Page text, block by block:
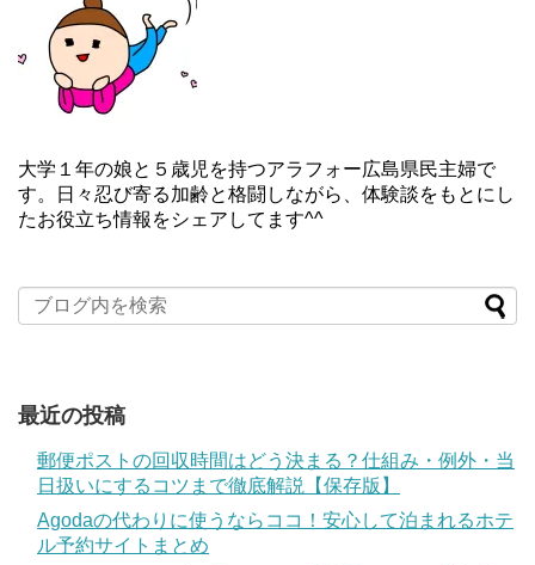
大学１年の娘と５歳児を持つアラフォー広島県民主婦で
す。日々忍び寄る加齢と格闘しながら、体験談をもとにし
たお役立ち情報をシェアしてます^^
最近の投稿
郵便ポストの回収時間はどう決まる？仕組み・例外・当
日扱いにするコツまで徹底解説【保存版】
Agodaの代わりに使うならココ！安心して泊まれるホテ
ル予約サイトまとめ